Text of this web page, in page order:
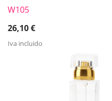
W105
26,10€
Iva incluido